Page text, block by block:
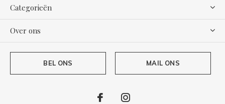
Categorieën
Over ons
BEL ONS MAIL ONS